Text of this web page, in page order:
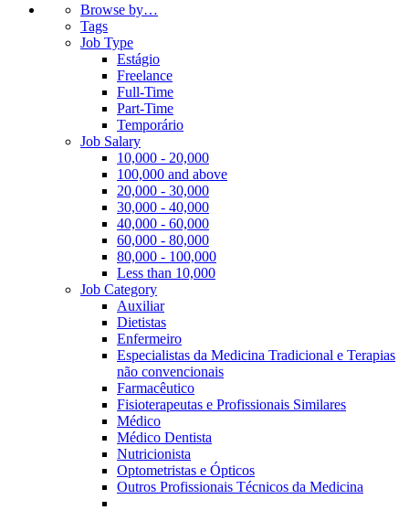
Browse by…
Tags
Job Type
Estágio
Freelance
Full-Time
Part-Time
Temporário
Job Salary
10,000 - 20,000
100,000 and above
20,000 - 30,000
30,000 - 40,000
40,000 - 60,000
60,000 - 80,000
80,000 - 100,000
Less than 10,000
Job Category
Auxiliar
Dietistas
Enfermeiro
Especialistas da Medicina Tradicional e Terapias
não convencionais
Farmacêutico
Fisioterapeutas e Profissionais Similares
Médico
Médico Dentista
Nutricionista
Optometristas e Ópticos
Outros Profissionais Técnicos da Medicina